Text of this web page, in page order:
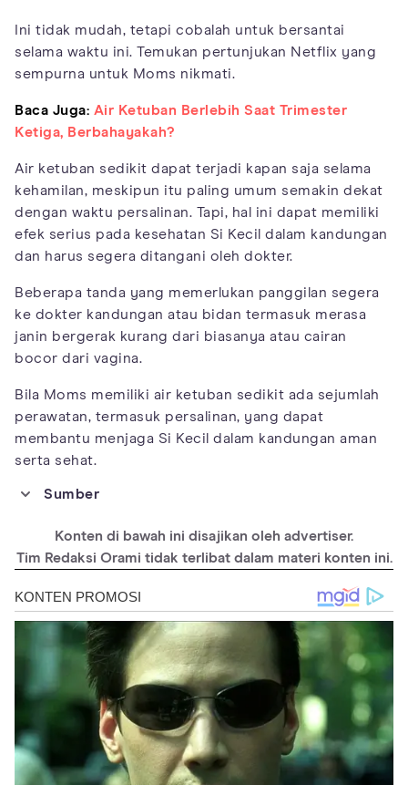
Ini tidak mudah, tetapi cobalah untuk bersantai
selama waktu ini. Temukan pertunjukan Netflix yang
sempurna untuk Moms nikmati.
Baca Juga: Air Ketuban Berlebih Saat Trimester
Ketiga, Berbahayakah?
Air ketuban sedikit dapat terjadi kapan saja selama
kehamilan, meskipun itu paling umum semakin dekat
dengan waktu persalinan. Tapi, hal ini dapat memiliki
efek serius pada kesehatan Si Kecil dalam kandungan
dan harus segera ditangani oleh dokter.
Beberapa tanda yang memerlukan panggilan segera
ke dokter kandungan atau bidan termasuk merasa
janin bergerak kurang dari biasanya atau cairan
bocor dari vagina.
Bila Moms memiliki air ketuban sedikit ada sejumlah
perawatan, termasuk persalinan, yang dapat
membantu menjaga Si Kecil dalam kandungan aman
serta sehat.
Sumber
safety/low-amniotic-fluid-
oligohydramnios_1199460#:~:text=If%20you're%20found%20to,
the%20level%20of%20amniotic%20fluid.
https://pubmed.ncbi.nlm.nih.gov/8416460/
https://americanpregnancy.org/pregnancy-
complications/oligohydramnios/
https://www.whattoexpect.com/pregnancy/pregnancy-
health/complications/oligohydramnios.aspx
https://my.clevelandclinic.org/health/diseases/22179-
oligohydramnios#symptoms-and-causes
Konten di bawah ini disajikan oleh advertiser.
Tim Redaksi Orami tidak terlibat dalam materi konten ini.